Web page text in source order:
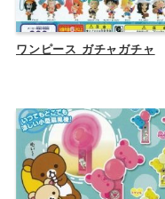
ワンピース ガチャガチャ